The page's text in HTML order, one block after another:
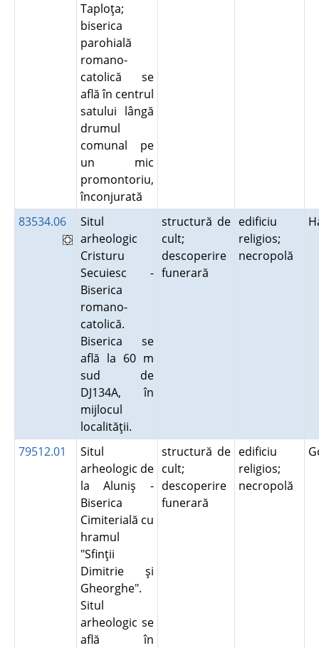
Taploţa;
biserica
parohială
romano-
catolică se
află în centrul
satului lângă
drumul
comunal pe
un mic
promontoriu,
înconjurată
83534.06
Situl
arheologic
Cristuru
Secuiesc -
Biserica
romano-
catolică.
Biserica se
află la 60 m
sud de
DJ134A, în
mijlocul
localităţii.
structură de
cult;
descoperire
funerară
edificiu
religios;
necropolă
79512.01
Situl
arheologic de
la Aluniş -
Biserica
Cimiterială cu
hramul
"Sfinţii
Dimitrie şi
Gheorghe".
Situl
arheologic se
află în
structură de
cult;
descoperire
funerară
edificiu
religios;
necropolă